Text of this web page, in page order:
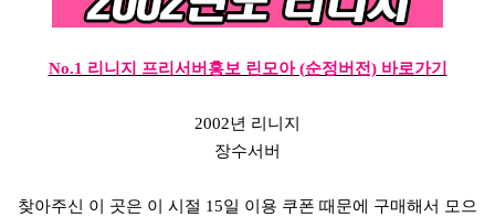
No.1 리니지 프리서버홍보 린모아 (순정버전) 바로가기
2002년 리니지
장수서버
찾아주신 이 곳은 이 시절 15일 이용 쿠폰 때문에 구매해서 모으